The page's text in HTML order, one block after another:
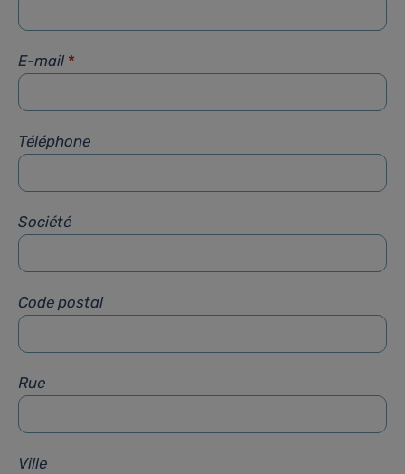
E-mail *
Téléphone
Société
Code postal
Rue
Ville